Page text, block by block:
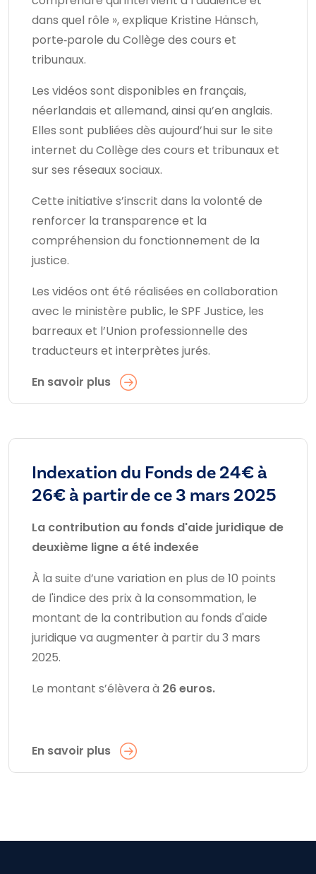
dans quel rôle », explique Kristine Hänsch,
porte‑parole du Collège des cours et
tribunaux.
Les vidéos sont disponibles en français,
néerlandais et allemand, ainsi qu’en anglais.
Elles sont publiées dès aujourd’hui sur le site
internet du Collège des cours et tribunaux et
sur ses réseaux sociaux.
Cette initiative s’inscrit dans la volonté de
renforcer la transparence et la
compréhension du fonctionnement de la
justice.
Les vidéos ont été réalisées en collaboration
avec le ministère public, le SPF Justice, les
barreaux et l’Union professionnelle des
traducteurs et interprètes jurés.
En savoir plus
Indexation du Fonds de 24€ à
26€ à partir de ce 3 mars 2025
La contribution au fonds d'aide juridique de
deuxième ligne a été indexée
À la suite d’une variation en plus de 10 points
de l'indice des prix à la consommation, le
montant de la contribution au fonds d'aide
juridique va augmenter à partir du 3 mars
2025.
Le montant s’élèvera à 26 euros.
En savoir plus